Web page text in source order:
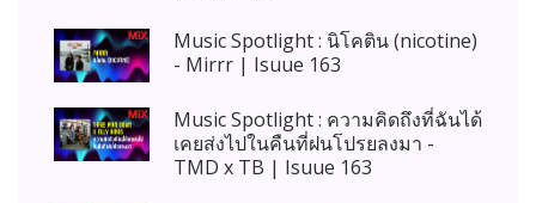
Music Spotlight : นิโคติน (nicotine)
- Mirrr | Isuue 163
Music Spotlight : ความคิดถึงที่ฉันได้
เคยส่งไปในคืนที่ฝนโปรยลงมา -
TMD x TB | Isuue 163